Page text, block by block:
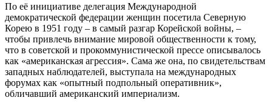
По её инициативе делегация Международной
демократической федерации женщин посетила Северную
Корею в 1951 году – в самый разгар Корейской войны, –
чтобы привлечь внимание мировой общественности к тому,
что в советской и прокоммунистической прессе описывалось
как «американская агрессия». Сама же она, по свидетельствам
западных наблюдателей, выступала на международных
форумах как «опытный подпольный оперативник»,
обличавший американский империализм.